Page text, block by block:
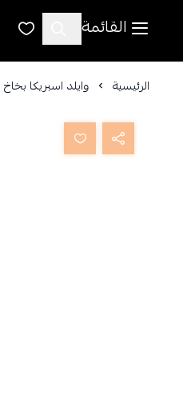
القائمة
الرئيسية وايلد اسبريكا